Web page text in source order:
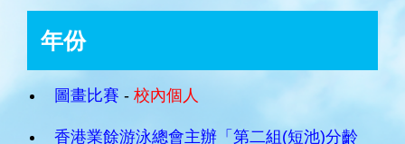
年份
圖畫比賽 - 校內個人
香港業餘游泳總會主辦「第二組(短池)分齡